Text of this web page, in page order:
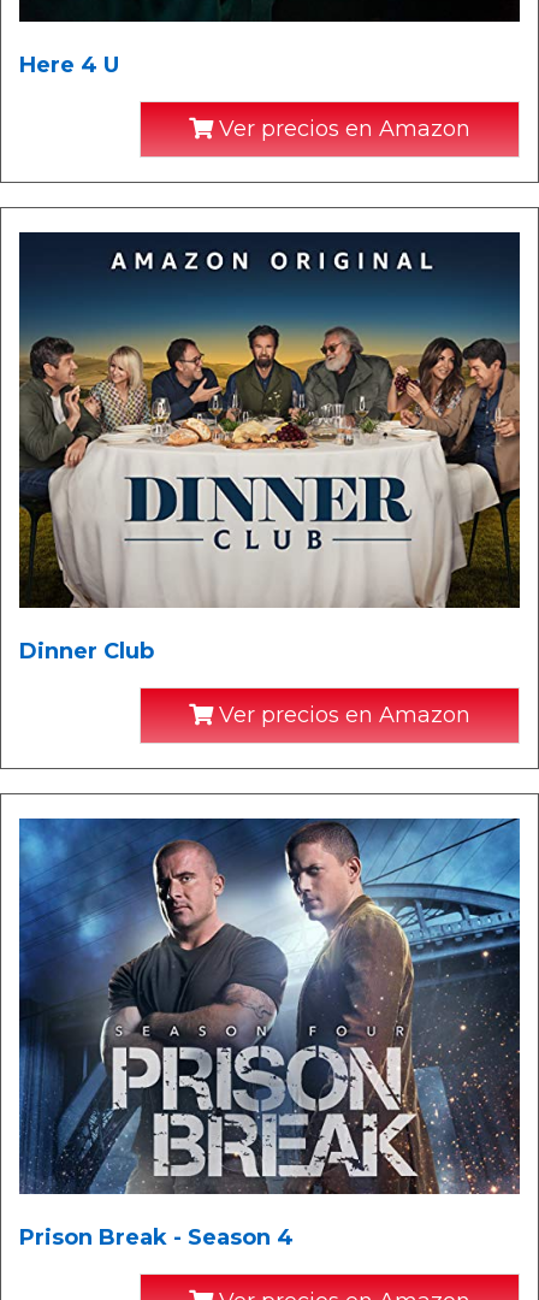
Here 4 U
Ver precios en Amazon
Dinner Club
Ver precios en Amazon
Prison Break - Season 4